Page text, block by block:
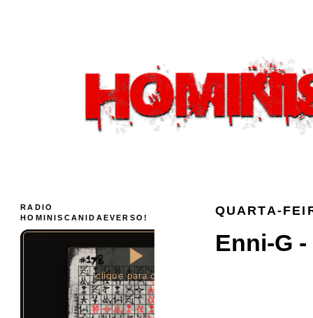
QUARTA-
Enni-G
RADIO
HOMINISCANIDAEVERSO!